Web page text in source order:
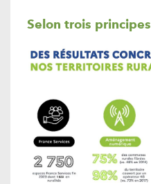
Selon trois principes